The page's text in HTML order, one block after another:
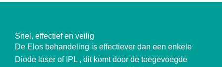
Snel, effectief en veilig
De Elos behandeling is effectiever dan een enkele
Diode laser of IPL , dit komt door de toegevoegde